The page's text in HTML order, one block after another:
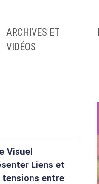
ARCHIVES ET
VIDÉOS
Visuel
Liens et
tensions entre